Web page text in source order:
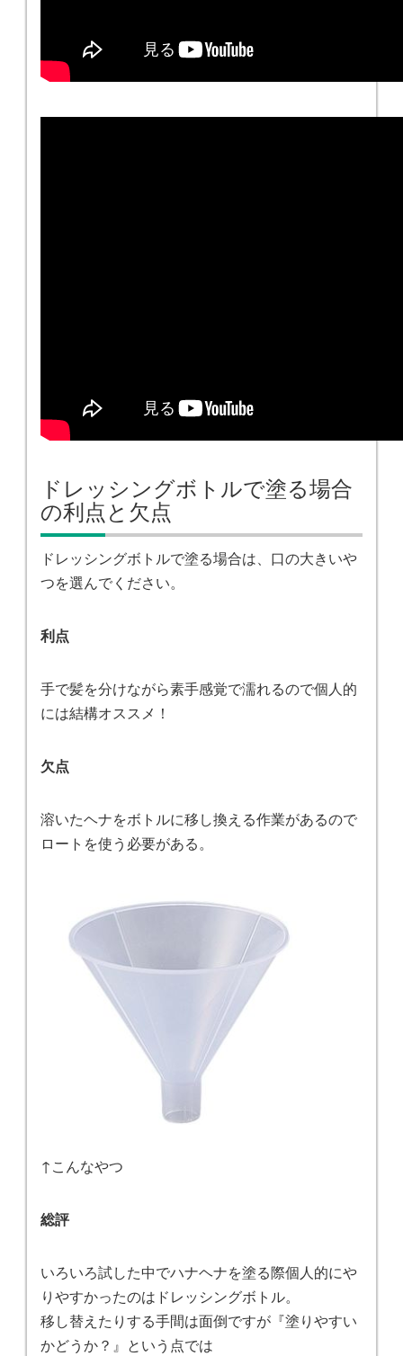
ドレッシングボトルで塗る場合
の利点と欠点
ドレッシングボトルで塗る場合は、口の大きいや
つを選んでください。
利点
手で髪を分けながら素手感覚で濡れるので個人的
には結構オススメ！
欠点
溶いたヘナをボトルに移し換える作業があるので
ロートを使う必要がある。
↑こんなやつ
総評
いろいろ試した中でハナヘナを塗る際個人的にや
りやすかったのはドレッシングボトル。
移し替えたりする手間は面倒ですが『塗りやすい
かどうか？』という点では